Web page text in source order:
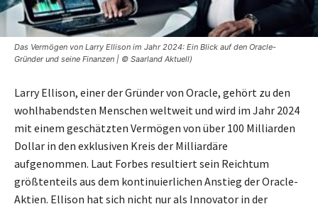
Das Vermögen von Larry Ellison im Jahr 2024: Ein Blick auf den Oracle-
Gründer und seine Finanzen | © Saarland Aktuell)
Larry Ellison, einer der Gründer von Oracle, gehört zu den
wohlhabendsten Menschen weltweit und wird im Jahr 2024
mit einem geschätzten Vermögen von über 100 Milliarden
Dollar in den exklusiven Kreis der Milliardäre
aufgenommen. Laut Forbes resultiert sein Reichtum
größtenteils aus dem kontinuierlichen Anstieg der Oracle-
Aktien. Ellison hat sich nicht nur als Innovator in der